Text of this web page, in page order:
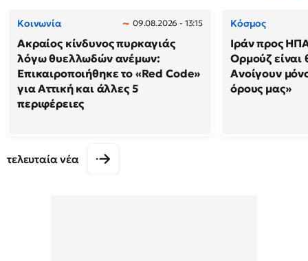
Κοινωνία 09.08.2026 - 13:15
Ακραίος κίνδυνος πυρκαγιάς
λόγω θυελλωδών ανέμων:
Επικαιροποιήθηκε το «Red Code»
για Αττική και άλλες 5
περιφέρειες
Κόσμος
Ιράν προς
Ορμούζ είναι
Ανοίγουν
όρους μας»
τελευταία νέα